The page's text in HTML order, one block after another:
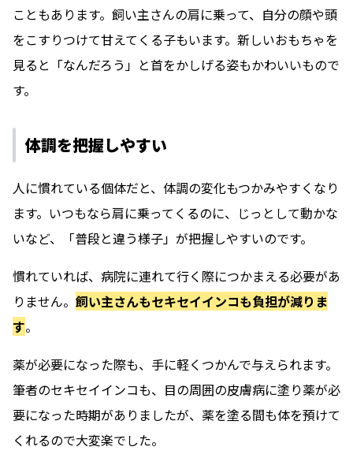
こともあります。飼い主さんの肩に乗って、自分の顔や頭
をこすりつけて甘えてくる子もいます。新しいおもちゃを
見ると「なんだろう」と首をかしげる姿もかわいいもので
す。
体調を把握しやすい
人に慣れている個体だと、体調の変化もつかみやすくなり
ます。いつもなら肩に乗ってくるのに、じっとして動かな
いなど、「普段と違う様子」が把握しやすいのです。
慣れていれば、病院に連れて行く際につかまえる必要があ
りません。 飼い主さんもセキセイインコも負担が減りま
す。
薬が必要になった際も、手に軽くつかんで与えられます。
筆者のセキセイインコも、目の周囲の皮膚病に塗り薬が必
要になった時期がありましたが、薬を塗る間も体を預けて
くれるので大変楽でした。